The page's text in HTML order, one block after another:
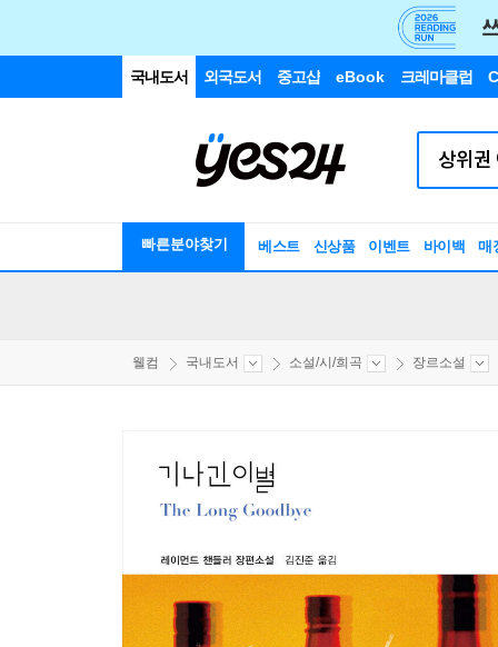
국내도서 외국도서 중고샵 eBook 크레마클럽
빠른분야찾기 베스트 신상품 이벤트 바이백 매
웰컴 국내도서 소설/시/희곡 장르소설